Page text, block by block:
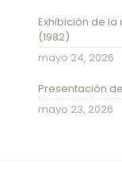
Exhibición de
(1982)
mayo 24, 2026
Presentación
mayo 23, 2026